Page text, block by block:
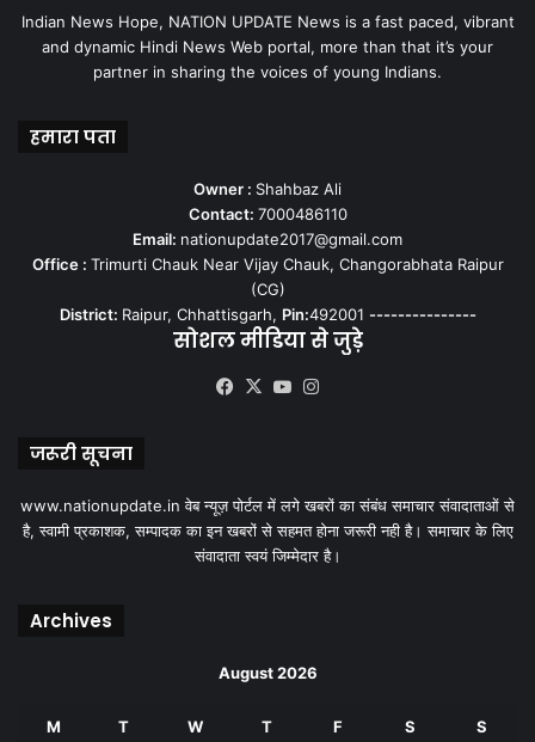
Indian News Hope, NATION UPDATE News is a fast paced, vibrant
and dynamic Hindi News Web portal, more than that it’s your
partner in sharing the voices of young Indians.
हमारा पता
Owner : Shahbaz Ali
Contact: 7000486110
Email: nationupdate2017@gmail.com
Office : Trimurti Chauk Near Vijay Chauk, Changorabhata Raipur
(CG)
District: Raipur, Chhattisgarh, Pin:492001 ---------------
सोशल मीडिया से जुड़े
Facebook
X YouTube
जरूरी सूचना
www.nationupdate.in वेब न्यूज़ पोर्टल में लगे खबरों का संबंध समाचार संवादाताओं से
है, स्वामी प्रकाशक, सम्पादक का इन खबरों से सहमत होना जरूरी नही है। समाचार के लिए
संवादाता स्वयं जिम्मेदार है।
Archives
August 2026
M T W T F S S